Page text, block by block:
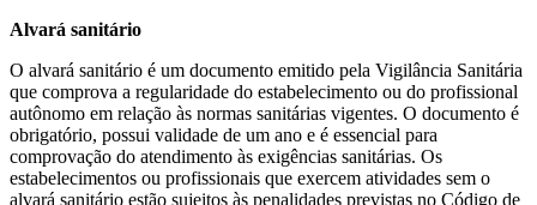
Alvará sanitário
O alvará sanitário é um documento emitido pela Vigilância Sanitária
que comprova a regularidade do estabelecimento ou do profissional
autônomo em relação às normas sanitárias vigentes. O documento é
obrigatório, possui validade de um ano e é essencial para
comprovação do atendimento às exigências sanitárias. Os
estabelecimentos ou profissionais que exercem atividades sem o
alvará sanitário estão sujeitos às penalidades previstas no Código de